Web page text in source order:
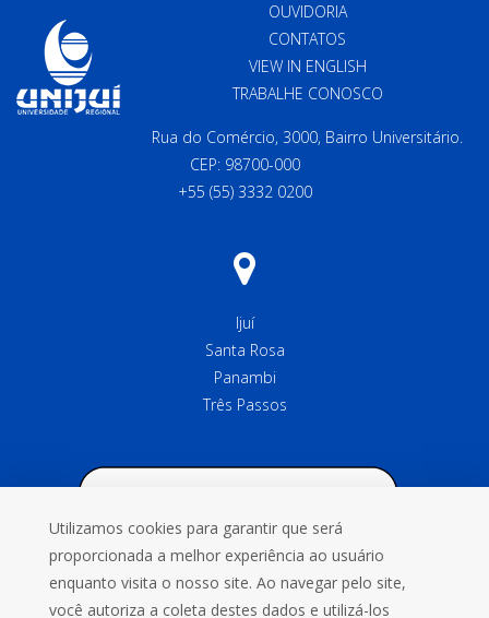
OUVIDORIA
CONTATOS
VIEW IN ENGLISH
TRABALHE CONOSCO
Rua do Comércio, 3000, Bairro Universitário.
CEP: 98700-000
+55 (55) 3332 0200
Ijuí
Santa Rosa
Panambi
Três Passos
Utilizamos cookies para garantir que será
proporcionada a melhor experiência ao usuário
enquanto visita o nosso site. Ao navegar pelo site,
você autoriza a coleta destes dados e utilizá-los